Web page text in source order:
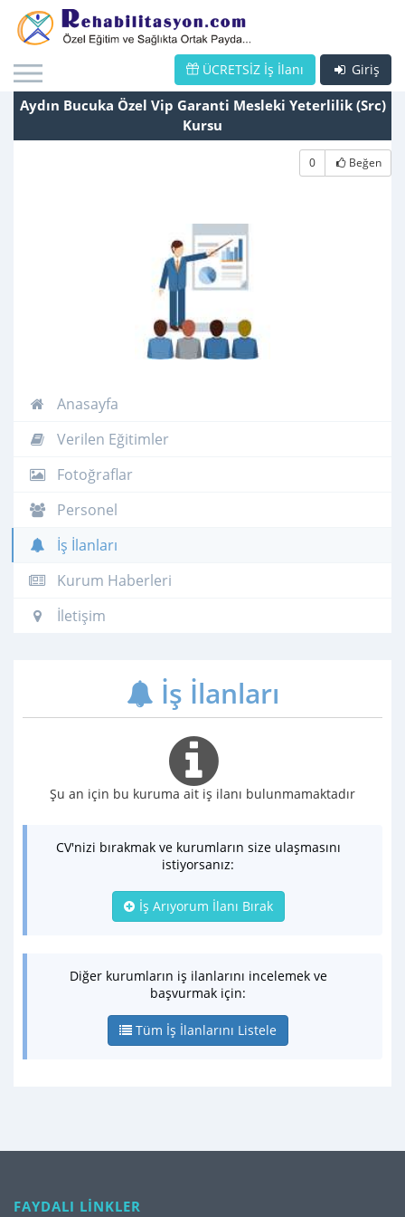
Giriş
ÜCRETSİZ İş İlanı
Aydın Bucuka Özel Vip Garanti Mesleki Yeterlilik (Src)
Kursu
0 Beğen
Anasayfa
Verilen Eğitimler
Fotoğraflar
Personel
İş İlanları
Kurum Haberleri
İletişim
İş İlanları
Şu an için bu kuruma ait iş ilanı bulunmamaktadır
CV'nizi bırakmak ve kurumların size ulaşmasını
istiyorsanız:
İş Arıyorum İlanı Bırak
Diğer kurumların iş ilanlarını incelemek ve
başvurmak için:
Tüm İş İlanlarını Listele
FAYDALI LİNKLER